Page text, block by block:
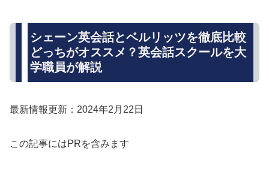
シェーン英会話とベルリッツを徹底比較
どっちがオススメ？英会話スクールを大
学職員が解説
最新情報更新：2024年2月22日
この記事にはPRを含みます